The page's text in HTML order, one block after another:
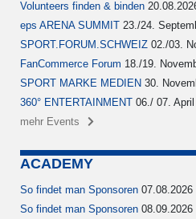
Volunteers finden & binden
eps ARENA SUMMIT 23./24.
SPORT.FORUM.SCHWEIZ 02./03.
FanCommerce Forum 18./19.
SPORT MARKE MEDIEN 30.
360° ENTERTAINMENT 06./ 07.
mehr Events
ACADEMY
So findet man Sponsoren 07.08.2026
So findet man Sponsoren 08.09.2026